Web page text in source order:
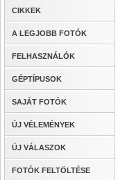
CIKKEK
A LEGJOBB FOTÓK
FELHASZNÁLÓK
GÉPTÍPUSOK
SAJÁT FOTÓK
ÚJ VÉLEMÉNYEK
ÚJ VÁLASZOK
FOTÓK FELTÖLTÉSE